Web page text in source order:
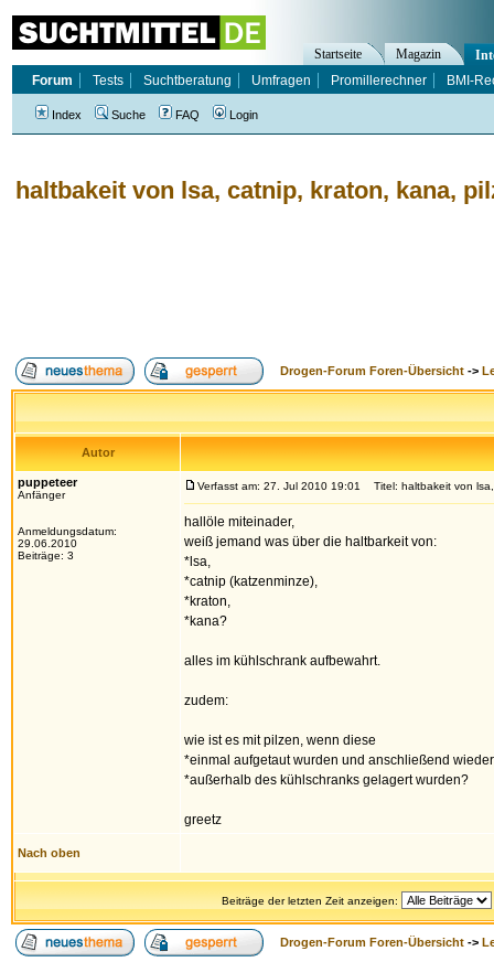
haltbakeit von lsa, catnip, kraton, kana,
Drogen-Forum Foren-Übersicht ->
Autor
puppeteer
Anfänger
Anmeldungsdatum:
29.06.2010
Beiträge: 3
Verfasst am: 27. Jul 2010 19:01 Titel: haltbakeit von
hallöle miteinader,
weiß jemand was über die haltbarkeit von:
*lsa,
*catnip (katzenminze),
*kraton,
*kana?
alles im kühlschrank aufbewahrt.
zudem:
wie ist es mit pilzen, wenn diese
*einmal aufgetaut wurden und anschließend
*außerhalb des kühlschranks gelagert wurden?
greetz
Nach oben
Beiträge der letzten Zeit anzeigen:
Drogen-Forum Foren-Übersicht ->
Startseite Magazin
Forum
Tests Suchtberatung Umfragen Promillerechner BMI-
Index Suche FAQ Login